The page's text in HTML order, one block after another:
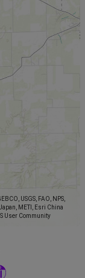
USGS, FAO, NPS,
METI, Esri China
User Community